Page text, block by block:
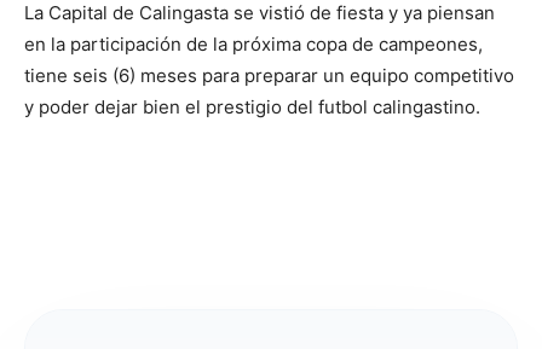
La Capital de Calingasta se vistió de fiesta y ya piensan
en la participación de la próxima copa de campeones,
tiene seis (6) meses para preparar un equipo competitivo
y poder dejar bien el prestigio del futbol calingastino.